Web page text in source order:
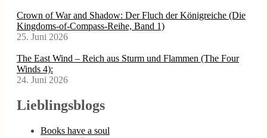
Crown of War and Shadow: Der Fluch der Königreiche (Die
Kingdoms-of-Compass-Reihe, Band 1)
25. Juni 2026
The East Wind – Reich aus Sturm und Flammen (The Four
Winds 4):
24. Juni 2026
Lieblingsblogs
Books have a soul